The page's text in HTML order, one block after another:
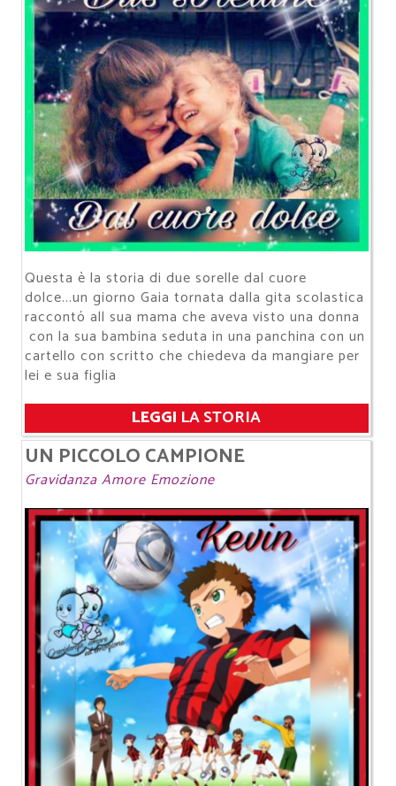
Questa è la storia di due sorelle dal cuore
dolce...un giorno Gaia tornata dalla gita scolastica
raccontó all sua mama che aveva visto una donna
con la sua bambina seduta in una panchina con un
cartello con scritto che chiedeva da mangiare per
lei e sua figlia
LEGGI LA STORIA
UN PICCOLO CAMPIONE
Gravidanza Amore Emozione